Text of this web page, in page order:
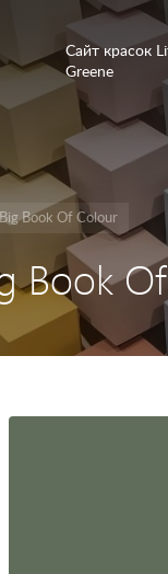
Сайт красок
Greene
Big Book Of Colour
Book